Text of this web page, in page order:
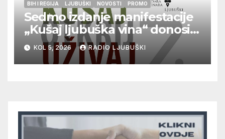
BIH I REGIJA LJUBUŠKI NOVOSTI PROMO
Sedmo izdanje manifestacije
„Kušaj ljubuška vina“ donosi
vrhunska vina, gastronomiju i
glazbu
KOL 5, 2026 RADIO LJUBUŠKI